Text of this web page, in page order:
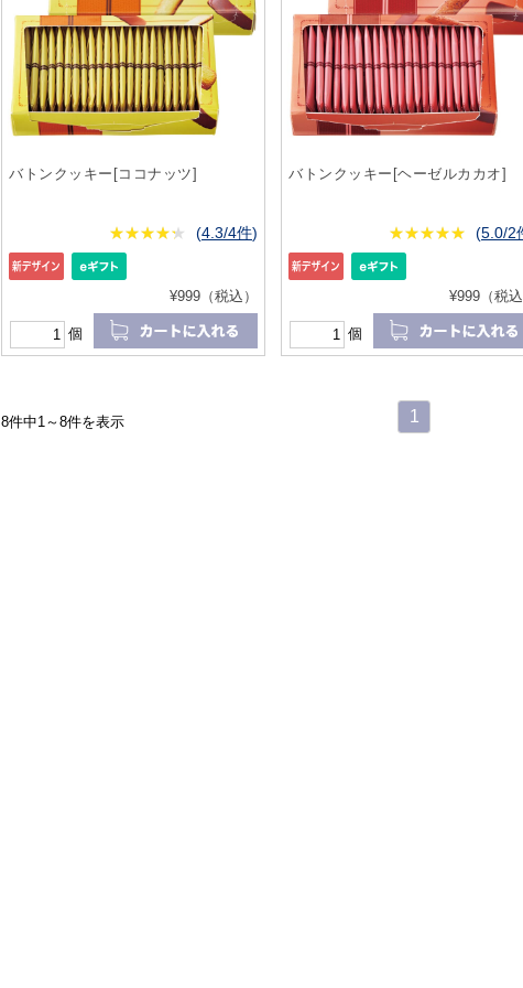
バトンクッキー[ココナッツ]
★★★★★
★★★★★ (4.3/4件)
¥999（税込）
個
バトンクッキー[ヘーゼルカカオ]
★★★★★
★★★★★ (5.0/2
¥999（税込
個
8件中1～8件を表示 1